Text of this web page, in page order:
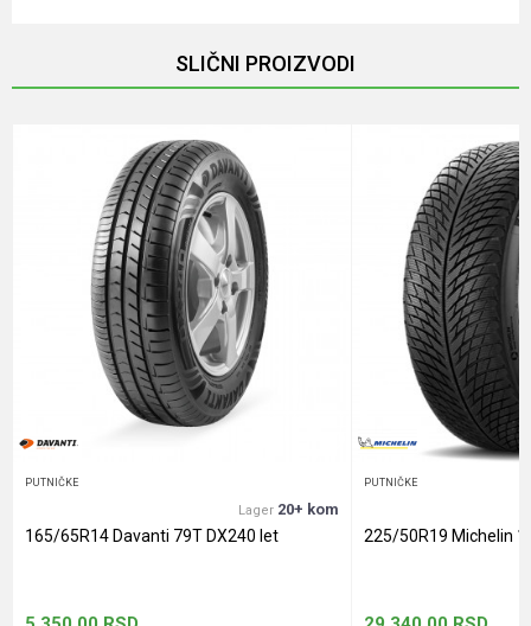
Anti-spam zaštita - izračunajte koliko je 6 - 1 :
SLIČNI PROIZVODI
PUTNIČKE
Lager 20+ kom
165/65R14 Davanti 79T DX240 let
PUTNIČKE
225/50R19 Michelin